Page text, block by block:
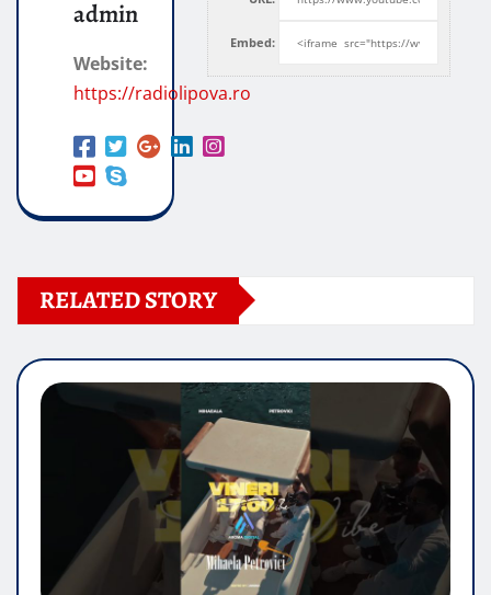
Embed:
admin
Website:
https://radiolipova.ro
RELATED STORY